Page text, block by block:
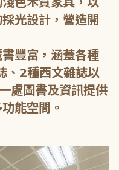
光設計，營造開
豐富，涵蓋各種
、2種西文雜誌以
處圖書及資訊提供